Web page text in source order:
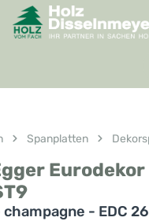
springen
Spanplatten
Eurodekor
champagne - EDC